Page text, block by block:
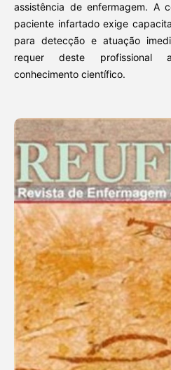
assistência de enfermagem. A
paciente infartado exige
para detecção e atuação
requer deste profissional
conhecimento científico.